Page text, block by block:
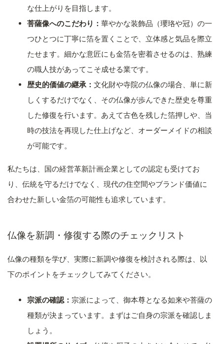
な仕上がりを目指します。
菩薩像へのこだわり： 華やかな装飾品（瓔珞や冠）の一
つひとつに丁寧に箔を置くことで、立体感と気品を際立
たせます。細かな意匠にも金箔を密着させるのは、熟練
の職人技があってこそ成せる業です。
歴史的価値の継承： 文化財や寺院の仏像の場合、単に新
しくするだけでなく、その仏像が歩んできた歴史を尊重
した修復を行います。あえて古色を残した箔押しや、当
時の技法を再現した仕上げなど、オーダーメイドの相談
が可能です。
私たちは、国の経営革新計画企業としての認定も受けてお
り、伝統を守るだけでなく、現代の住空間やブランド価値に
合わせた新しい金箔の可能性も追求しています。
仏像を新調・修復する際のチェックリスト
仏像の種類を学び、実際に新調や修復を検討される際は、以
下のポイントをチェックしてみてください。
宗派の確認： 宗派によって、御本尊となる如来や菩薩の
種類が決まっています。まずはご自身の宗派を確認しま
しょう。